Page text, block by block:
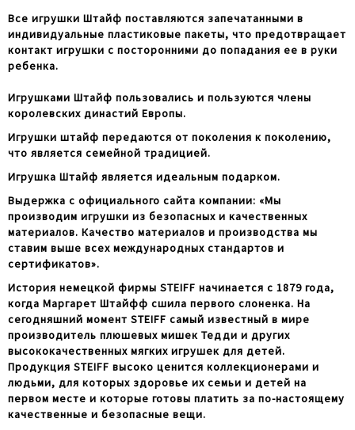
Все игрушки Штайф поставляются запечатанными в
индивидуальные пластиковые пакеты, что предотвращает
контакт игрушки с посторонними до попадания ее в руки
ребенка.
Игрушками Штайф пользовались и пользуются члены
королевских династий Европы.
Игрушки штайф передаются от поколения к поколению,
что является семейной традицией.
Игрушка Штайф является идеальным подарком.
Выдержка с официального сайта компании: «Мы
производим игрушки из безопасных и качественных
материалов. Качество материалов и производства мы
ставим выше всех международных стандартов и
сертификатов».
История немецкой фирмы STEIFF начинается с 1879 года,
когда Маргарет Штайфф сшила первого слоненка. На
сегодняшний момент STEIFF самый известный в мире
производитель плюшевых мишек Тедди и других
высококачественных мягких игрушек для детей.
Продукция STEIFF высоко ценится коллекционерами и
людьми, для которых здоровье их семьи и детей на
первом месте и которые готовы платить за по-настоящему
качественные и безопасные вещи.